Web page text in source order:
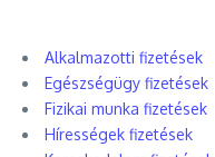
Alkalmazotti fizetések
Egészségügy fizetések
Fizikai munka fizetések
Hírességek fizetések